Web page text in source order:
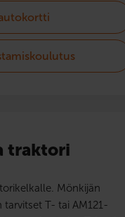
traktori
Mönkijän
T- tai AM121-